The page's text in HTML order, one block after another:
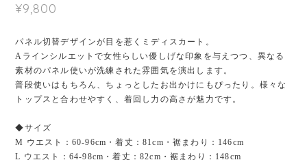
¥9,800
パネル切替デザインが目を惹くミディスカート。
Aラインシルエットで女性らしい優しげな印象を与えつつ、異なる
素材のパネル使いが洗練された雰囲気を演出します。
普段使いはもちろん、ちょっとしたお出かけにもぴったり。様々な
トップスと合わせやすく、着回し力の高さが魅力です。
◆サイズ
M ウエスト：60-96cm・着丈：81cm・裾まわり：146cm
L ウエスト：64-98cm・着丈：82cm・裾まわり：148cm